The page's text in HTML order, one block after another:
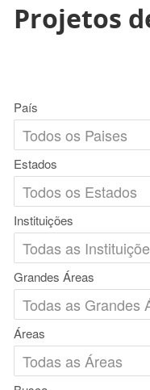
Projetos
País
Estados
Instituições
Grandes Áreas
Áreas